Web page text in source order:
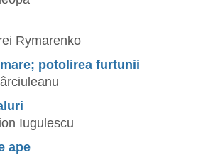
potolirea furtunii
Iugulescu
ape